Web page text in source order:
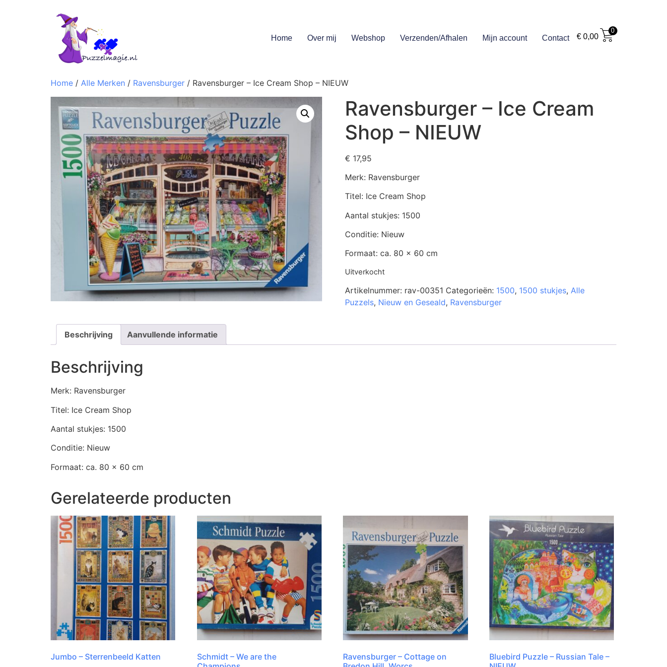
Home Over mij Webshop Verzenden/Afhalen Mijn account Contact €0,00
0
Home / Alle Merken / Ravensburger / Ravensburger – Ice Cream Shop – NIEUW
Ravensburger – Ice Cream
Shop – NIEUW
€ 17,95
Merk: Ravensburger
Titel: Ice Cream Shop
Aantal stukjes: 1500
Conditie: Nieuw
Formaat: ca. 80 x 60 cm
Uitverkocht
Artikelnummer: rav-00351 Categorieën: 1500, 1500 stukjes, Alle
Puzzels, Nieuw en Geseald, Ravensburger
Beschrijving Aanvullende informatie
Beschrijving
Merk: Ravensburger
Titel: Ice Cream Shop
Aantal stukjes: 1500
Conditie: Nieuw
Formaat: ca. 80 x 60 cm
Gerelateerde producten
Jumbo – Sterrenbeeld Katten
Schmidt – We are the
Ravensburger – Cottage on
Bluebird Puzzle – Russian Tale –